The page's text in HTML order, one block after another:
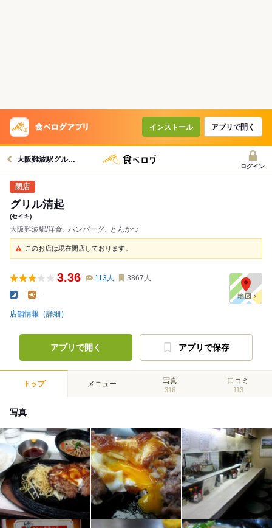
インストール アプリで開く
大阪難波駅グルメへ
ログイン
グリル清起
(セイキ)
大阪難波駅/洋食､ ハンバーグ､ とんかつ
このお店は現在閉店しております。
3.36 113人 3867 人
- -
店舗情報（詳細）
アプリで開く アプリで保存
トップ メニュー 写真
316
口コミ
113
写真